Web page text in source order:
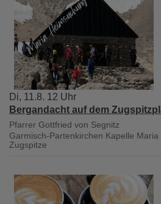
Di, 11.8. 12 Uhr
Bergandacht auf dem
Pfarrer Gottfried von Segnitz
Garmisch-Partenkirchen Kapelle
Zugspitze